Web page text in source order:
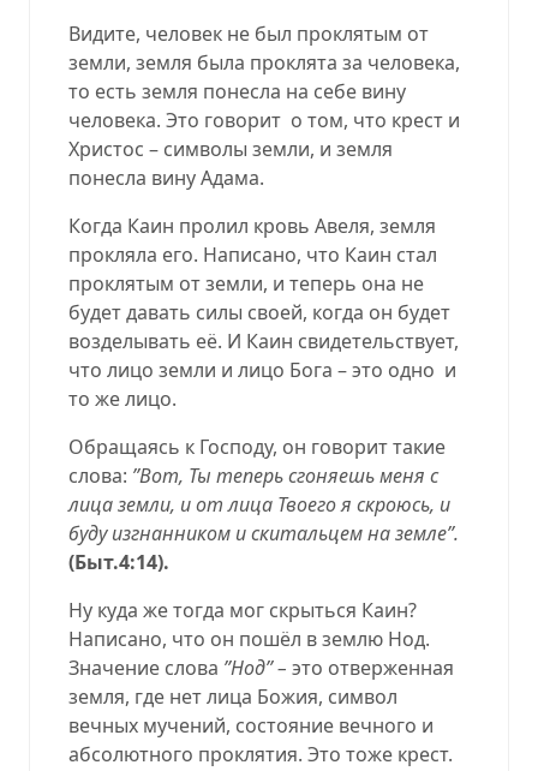
Видите, человек не был проклятым от
земли, земля была проклята за человека,
то есть земля понесла на себе вину
человека. Это говорит о том, что крест и
Христос – символы земли, и земля
понесла вину Адама.
Когда Каин пролил кровь Авеля, земля
прокляла его. Написано, что Каин стал
проклятым от земли, и теперь она не
будет давать силы своей, когда он будет
возделывать её. И Каин свидетельствует,
что лицо земли и лицо Бога – это одно и
то же лицо.
Обращаясь к Господу, он говорит такие
слова: ’’Вот, Ты теперь сгоняешь меня с
лица земли, и от лица Твоего я скроюсь, и
буду изгнанником и скитальцем на земле’’.
(Быт.4:14).
Ну куда же тогда мог скрыться Каин?
Написано, что он пошёл в землю Нод.
Значение слова ’’Нод’’ – это отверженная
земля, где нет лица Божия, символ
вечных мучений, состояние вечного и
абсолютного проклятия. Это тоже крест.